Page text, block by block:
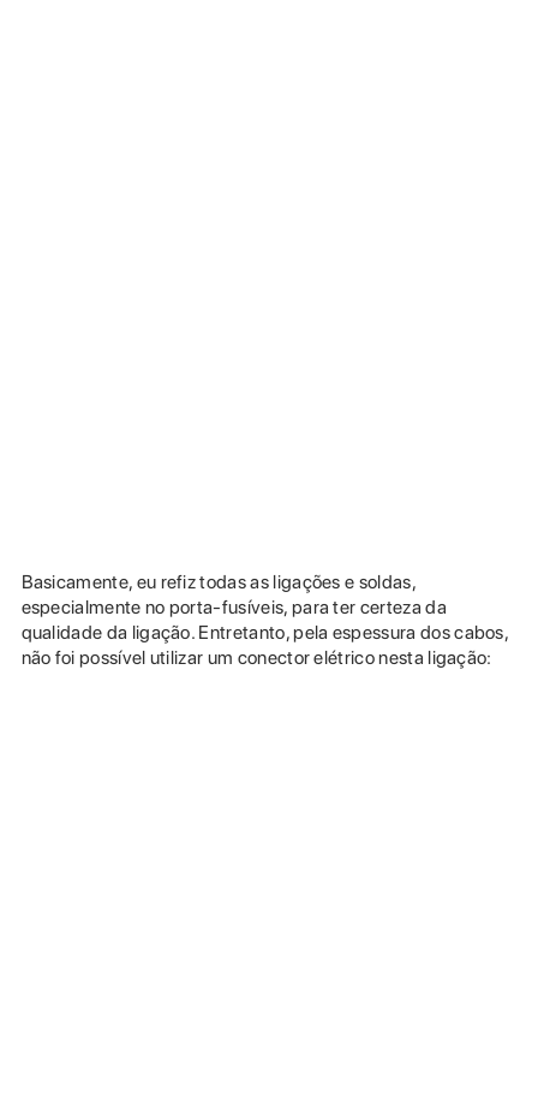
Basicamente, eu refiz todas as ligações e soldas,
especialmente no porta-fusíveis, para ter certeza da
qualidade da ligação. Entretanto, pela espessura dos cabos,
não foi possível utilizar um conector elétrico nesta ligação: